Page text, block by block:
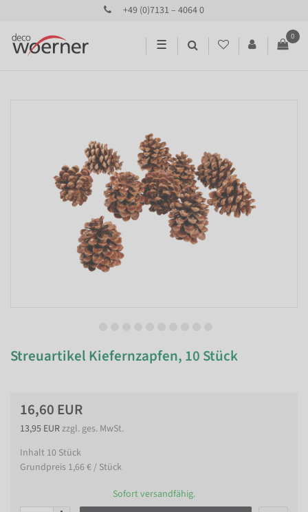
+49 (0)7131 – 4064 0
☰
0
Streuartikel Kiefernzapfen, 10 Stück
16,60 EUR
13,95 EURzzgl. ges. MwSt.
Inhalt 10 Stück
Grundpreis 1,66 € / Stück
Sofort versandfähig.